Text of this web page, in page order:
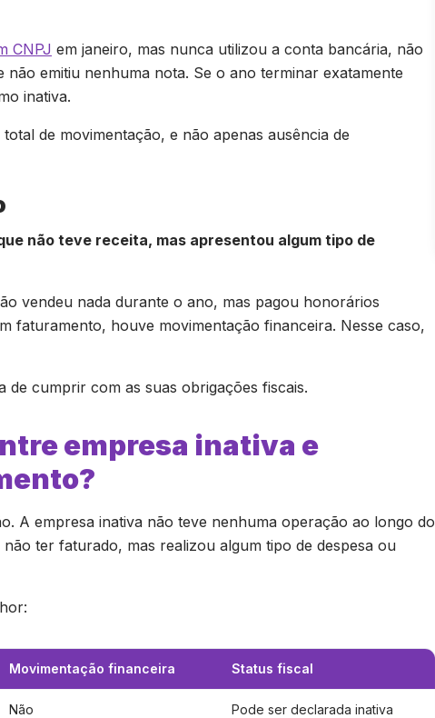
CNPJ em janeiro, mas nunca utilizou a conta bancária, não
emitiu nenhuma nota. Se o ano terminar exatamente
inativa.
de movimentação, e não apenas ausência de
não teve receita, mas apresentou algum tipo de
vendeu nada durante o ano, mas pagou honorários
faturamento, houve movimentação financeira. Nesse caso,
de cumprir com as suas obrigações fiscais.
empresa inativa e
A empresa inativa não teve nenhuma operação ao longo do
ter faturado, mas realizou algum tipo de despesa ou
Movimentação financeira Status fiscal
Não Pode ser declarada inativa